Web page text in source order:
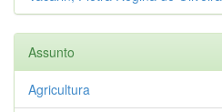
Assunto
Agricultura